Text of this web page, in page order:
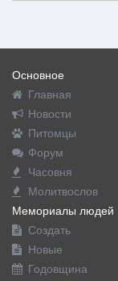
Основное
Главная
Новости
Питомцы
Форум
Часовня
Молитвослов
Мемориалы людей
Создать
Новые
Годовщина